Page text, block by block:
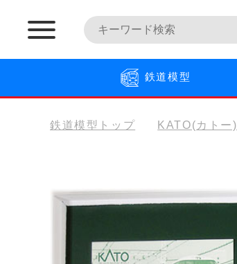
鉄道模型
鉄道模型トップ KATO(カトー)